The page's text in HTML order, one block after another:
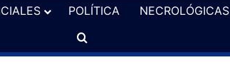
POLÍTICA NECROLÓGICAS
Buscar